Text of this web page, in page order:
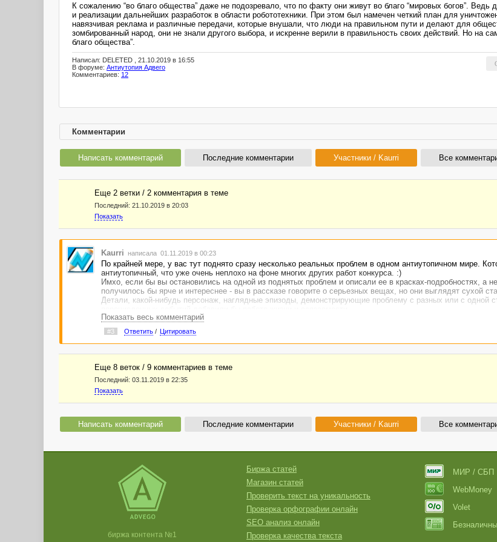
К сожалению “во благо общества” даже не подозревало, что по факту они живут во благо “мировых богов”.
и реализации дальнейших разработок в области робототехники. При этом был намечен четкий план для
навязчивая реклама и различные передачи, которые внушали, что люди на правильном пути и делают для
зомбированный народ, они не знали другого выбора, и искренне верили в правильность своих действий. Но на
благо общества”.
Написал: DELETED , 21.10.2019 в 16:55
В форуме: Антиутопия Адвего
Комментариев: 12
Комментарии
Написать комментарий Последние комментарии Участники / Kaurri Все
Еще 2 ветки / 2 комментария в темe
Последний: 21.10.2019 в 20:03
Показать
Kaurri написала 01.11.2019 в 00:23
По крайней мере, у вас тут поднято сразу несколько реальных проблем в одном антиутопичном мире.
антиутопичный, что уже очень неплохо на фоне многих других работ конкурса. :)
Имхо, если бы вы остановились на одной из поднятых проблем и описали ее в красках-подробностях, а
получилось бы ярче и интереснее - вы в рассказе говорите о серьезных вещах, но они выглядят сухой
Детали, какой-нибудь персонаж, наглядные эпизоды, демонстрирующие проблему с разных или с одной
Удачи.
Показать весь комментарий
#3 Ответить/ Цитировать
Еще 8 веток / 9 комментариев в темe
Последний: 03.11.2019 в 22:35
Показать
Написать комментарий Последние комментарии Участники / Kaurri Все
биржа контента №1
Биржа статей
Магазин статей
Проверить текст на уникальность
Проверка орфографии онлайн
SEO анализ онлайн
Проверка качества текста
МИР / СБП
WebMoney
Volet